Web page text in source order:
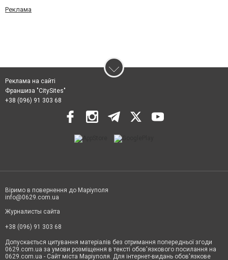
Реклама
Реклама на сайті
Франшиза "CitySites"
+38 (096) 91 303 68
Віримо в повернення до Маріуполя
info@0629.com.ua
Журналисты сайта
+38 (096) 91 303 68
Допускається цитування матеріалів без отримання попередньої згоди
0629.com.ua за умови розміщення в тексті обов'язкового посилання на
0629.com.ua - Сайт міста Маріуполя. Для інтернет-видань обов'язкове